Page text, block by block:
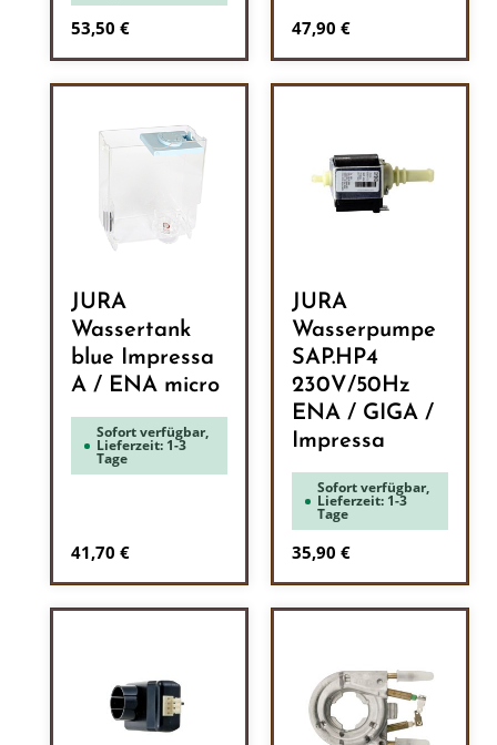
Regulärer Preis:
53,50 € Regulärer Preis:
47,90 €
JURA
Wassertank
blue Impressa
A / ENA micro
Sofort verfügbar,
Lieferzeit: 1-3
Tage
Regulärer Preis:
41,70 €
JURA
Wasserpumpe
SAP.HP4
230V/50Hz
ENA / GIGA /
Impressa
Sofort verfügbar,
Lieferzeit: 1-3
Tage
Regulärer Preis:
35,90 €